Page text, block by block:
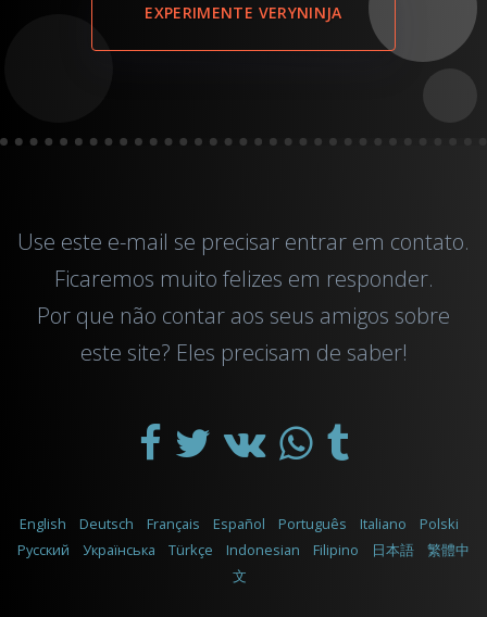
EXPERIMENTE VERYNINJA
Use este e-mail se precisar entrar em contato.
Ficaremos muito felizes em responder.
Por que não contar aos seus amigos sobre
este site? Eles precisam de saber!
English Deutsch Français Español Português Italiano
Polski
Русский
Українська Türkçe Indonesian Filipino 日本語
繁體中
文